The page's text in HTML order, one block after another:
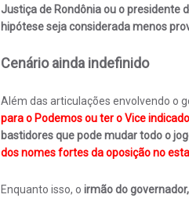
Justiça de Rondônia ou o presidente
hipótese seja considerada menos
Cenário ainda indefinido
Além das articulações envolvendo o
para o Podemos ou ter o Vice
bastidores que pode mudar todo o
dos nomes fortes da oposição no
Enquanto isso, o irmão do